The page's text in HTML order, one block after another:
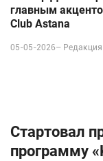
главным
Club Astana
05-05-2026– Редакция
Стартовал
программу